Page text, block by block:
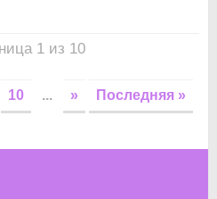
1 из 10
10 ... » Последняя »